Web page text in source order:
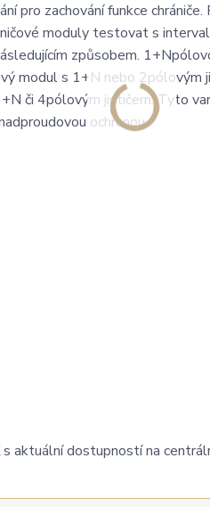
zachování funkce chrániče.
moduly testovat s
způsobem.
modul s 1+N nebo 2pólovým
či 4pólovým jističem. Tyto
ochranou.
s aktuální dostupností na